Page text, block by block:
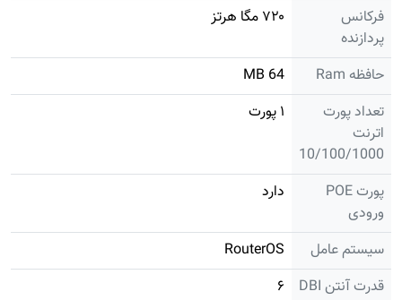
فرکانس
پردازنده
۷۲۰ مگا هرتز
حافظه Ram
64 MB
تعداد پورت
اترنت
10/100/1000
۱ پورت
پورت POE
ورودی
دارد
سیستم عامل
RouterOS
قدرت آنتن DBI
۶